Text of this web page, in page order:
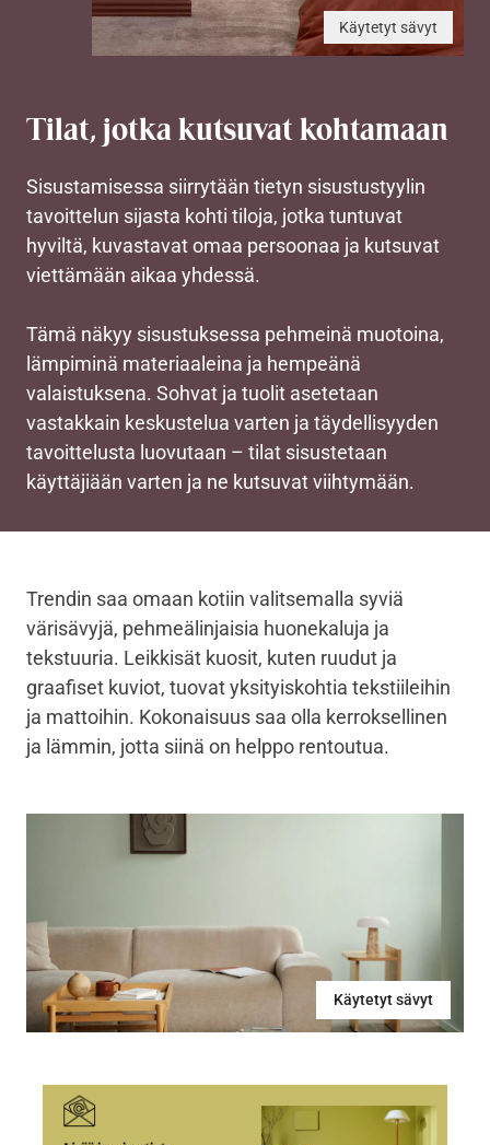
Käytetyt sävyt
Tilat, jotka kutsuvat kohtamaan
Sisustamisessa siirrytään tietyn sisustustyylin
tavoittelun sijasta kohti tiloja, jotka tuntuvat
hyviltä, kuvastavat omaa persoonaa ja kutsuvat
viettämään aikaa yhdessä.
Tämä näkyy sisustuksessa pehmeinä muotoina,
lämpiminä materiaaleina ja hempeänä
valaistuksena. Sohvat ja tuolit asetetaan
vastakkain keskustelua varten ja täydellisyyden
tavoittelusta luovutaan – tilat sisustetaan
käyttäjiään varten ja ne kutsuvat viihtymään.
Trendin saa omaan kotiin valitsemalla syviä
värisävyjä, pehmeälinjaisia huonekaluja ja
tekstuuria. Leikkisät kuosit, kuten ruudut ja
graafiset kuviot, tuovat yksityiskohtia tekstiileihin
ja mattoihin. Kokonaisuus saa olla kerroksellinen
ja lämmin, jotta siinä on helppo rentoutua.
Käytetyt sävyt